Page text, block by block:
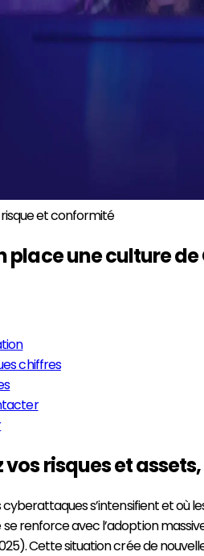
et conformité
place une culture de
chiffres
vos risques et
cyberattaques s’intensifient et
renforce avec l’adoption
Cette situation crée de